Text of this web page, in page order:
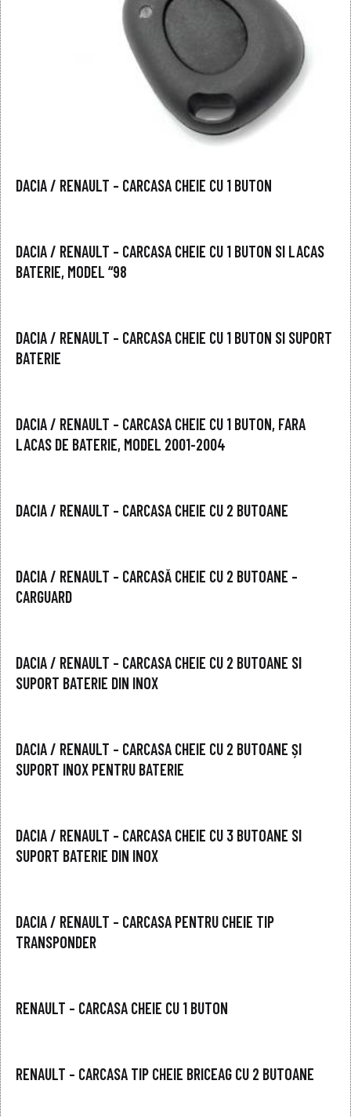
DACIA / RENAULT – CARCASA CHEIE CU 1 BUTON
DACIA / RENAULT – CARCASA CHEIE CU 1 BUTON SI LACAS
BATERIE, MODEL “98
DACIA / RENAULT – CARCASA CHEIE CU 1 BUTON SI SUPORT
BATERIE
DACIA / RENAULT – CARCASA CHEIE CU 1 BUTON, FARA
LACAS DE BATERIE, MODEL 2001-2004
DACIA / RENAULT – CARCASA CHEIE CU 2 BUTOANE
DACIA / RENAULT – CARCASĂ CHEIE CU 2 BUTOANE –
CARGUARD
DACIA / RENAULT – CARCASA CHEIE CU 2 BUTOANE SI
SUPORT BATERIE DIN INOX
DACIA / RENAULT – CARCASA CHEIE CU 2 BUTOANE ȘI
SUPORT INOX PENTRU BATERIE
DACIA / RENAULT – CARCASA CHEIE CU 3 BUTOANE SI
SUPORT BATERIE DIN INOX
DACIA / RENAULT – CARCASA PENTRU CHEIE TIP
TRANSPONDER
RENAULT – CARCASA CHEIE CU 1 BUTON
RENAULT – CARCASA TIP CHEIE BRICEAG CU 2 BUTOANE